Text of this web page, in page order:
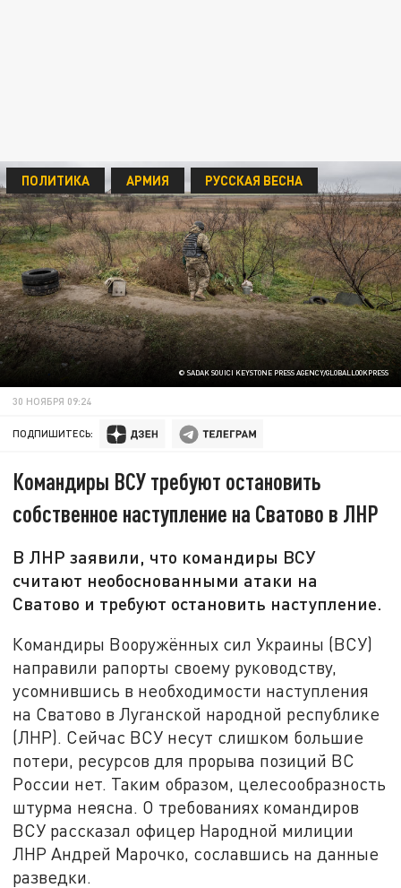
© SADAK SOUICI KEYSTONE PRESS AGENCY/GLOBALLOOKPRESS
ПОЛИТИКА АРМИЯ РУССКАЯ ВЕСНА
30 НОЯБРЯ 09:24
ПОДПИШИТЕСЬ:
Командиры ВСУ требуют остановить
собственное наступление на Сватово в ЛНР
В ЛНР заявили, что командиры ВСУ
считают необоснованными атаки на
Сватово и требуют остановить наступление.
Командиры Вооружённых сил Украины (ВСУ)
направили рапорты своему руководству,
усомнившись в необходимости наступления
на Сватово в Луганской народной республике
(ЛНР). Сейчас ВСУ несут слишком большие
потери, ресурсов для прорыва позиций ВС
России нет. Таким образом, целесообразность
штурма неясна. О требованиях командиров
ВСУ рассказал офицер Народной милиции
ЛНР Андрей Марочко, сославшись на данные
разведки.